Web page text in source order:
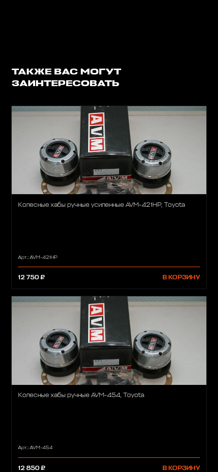
ТАКЖЕ ВАС МОГУТ
ЗАИНТЕРЕСОВАТЬ
Колесные хабы ручные усиленные AVM-421HP, Toyota
Арт.: AVM-421HP
12 750 ₽ В КОРЗИНУ
Колесные хабы ручные AVM-454, Toyota
Арт.: AVM-454
12 850 ₽ В КОРЗИНУ